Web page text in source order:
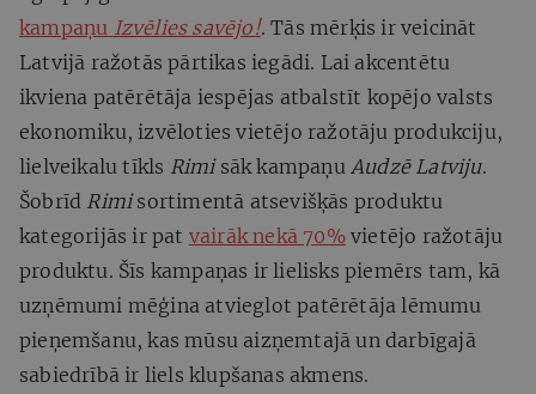
kampaņu Izvēlies savējo!. Tās mērķis ir veicināt
Latvijā ražotās pārtikas iegādi. Lai akcentētu
ikviena patērētāja iespējas atbalstīt kopējo valsts
ekonomiku, izvēloties vietējo ražotāju produkciju,
lielveikalu tīkls Rimisāk kampaņu Audzē Latviju.
Šobrīd Rimisortimentā atsevišķās produktu
kategorijās ir pat vairāk nekā 70%vietējo ražotāju
produktu. Šīs kampaņas ir lielisks piemērs tam, kā
uzņēmumi mēģina atvieglot patērētāja lēmumu
pieņemšanu, kas mūsu aizņemtajā un darbīgajā
sabiedrībā ir liels klupšanas akmens.